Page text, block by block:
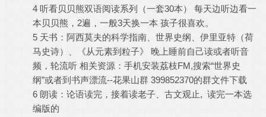
4 听看贝贝熊双语阅读系列（一套30本） 每天边听边看一
本贝贝熊，2遍，一般3天换一本 孩子很喜欢。
5 天书：阿西莫夫的科学指南、世界史纲、伊里亚特（荷
马史诗）、《从元素到粒子》 晚上睡前自己读或者听音
频，轮流听 相关资源：手机安装荔枝FM,搜索“世界史
纲”或者到书声漂流--花果山群 399852370的群文件下载
6 朗读：论语读完，接着读老子、古文观止, 读完一本选
编版的